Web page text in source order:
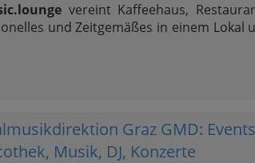
vereint Kaffeehaus,
und Zeitgemäßes in einem Lokal
Graz GMD:
Musik, DJ, Konzerte